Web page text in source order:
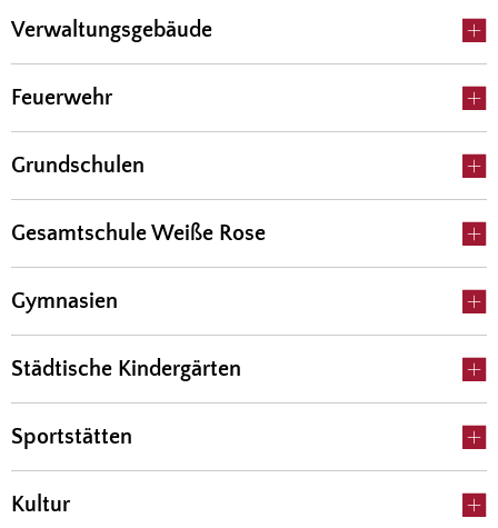
Verwaltungsgebäude
Feuerwehr
Grundschulen
Gesamtschule Weiße Rose
Gymnasien
Städtische Kindergärten
Sportstätten
Kultur